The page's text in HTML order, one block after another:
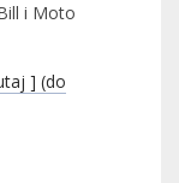
i Moto
] (do